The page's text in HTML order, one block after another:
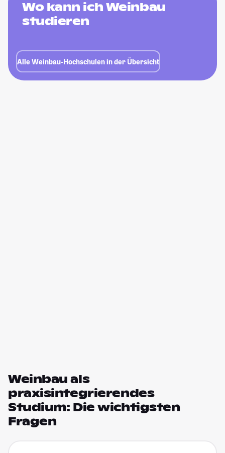
Wo kann ich Weinbau
studieren
Alle Weinbau-Hochschulen in der Übersicht
Weinbau als
praxisintegrierendes
Studium: Die wichtigsten
Fragen